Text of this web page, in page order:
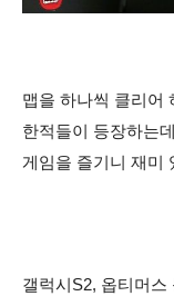
맵을 하나씩 클리어
한적들이 등장하는
게임을 즐기니 재미
갤럭시S2, 옵티머